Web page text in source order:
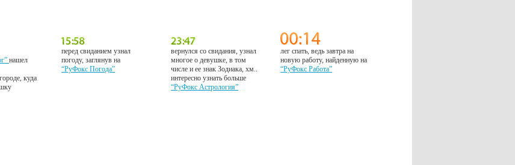
нашел
куда
перед свиданием узнал
погоду, заглянув на
“РуФокс Погода”
вернулся со свидания, узнал
многое о девушке, в том
числе и ее знак Зодиака, хм..
интересно узнать больше
“РуФокс Астрология”
лег спать, ведь завтра на
новую работу, найденную на
“РуФокс Работа”